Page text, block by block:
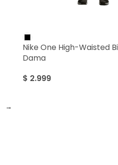
Nike One High-Waisted
Dama
$ 2.999
→